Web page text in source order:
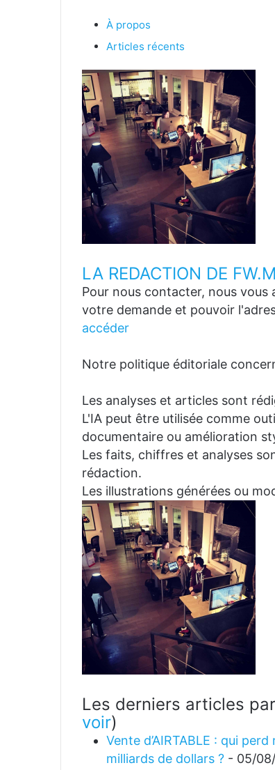
À propos
Articles récents
LA REDACTION DE
Pour nous contacter, nous
votre demande et pouvoir
accéder
Notre politique éditoriale
Les analyses et articles sont
L'IA peut être utilisée comme
documentaire ou amélioration
Les faits, chiffres et analyses
rédaction.
Les illustrations générées ou
Les derniers articles par
voir)
Vente d’AIRTABLE : qui
milliards de dollars ? - 05/